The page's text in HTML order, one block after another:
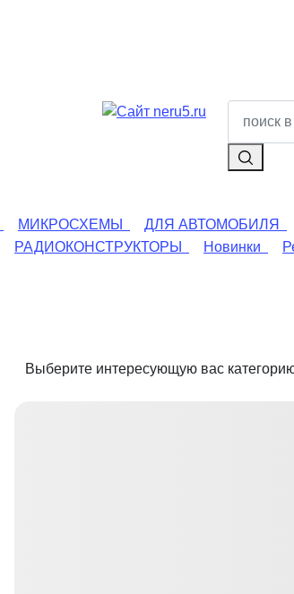
МИКРОСХЕМЫ ДЛЯ АВТОМОБИЛЯ
РАДИОКОНСТРУКТОРЫ
Новинки
Выберите интересующую вас